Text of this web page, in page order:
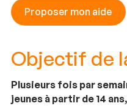
Proposer mon aide
Objectif de
Plusieurs fois par
jeunes à partir de 14